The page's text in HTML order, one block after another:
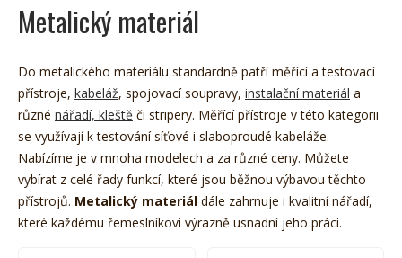
Metalický materiál
Do metalického materiálu standardně patří měřící a testovací
přístroje, kabeláž, spojovací soupravy, instalační materiál a
různé nářadí, kleště či stripery. Měřící přístroje v této kategorii
se využívají k testování síťové i slaboproudé kabeláže.
Nabízíme je v mnoha modelech a za různé ceny. Můžete
vybírat z celé řady funkcí, které jsou běžnou výbavou těchto
přístrojů. Metalický materiál dále zahrnuje i kvalitní nářadí,
které každému řemeslníkovi výrazně usnadní jeho práci.